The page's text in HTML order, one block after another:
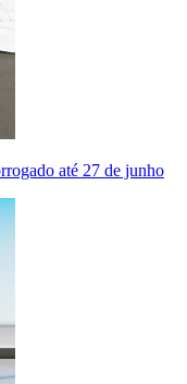
até 27 de junho